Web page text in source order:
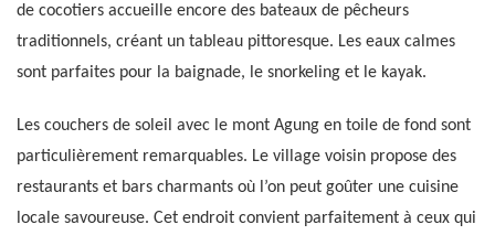
de cocotiers accueille encore des bateaux de pêcheurs
traditionnels, créant un tableau pittoresque. Les eaux calmes
sont parfaites pour la baignade, le snorkeling et le kayak.
Les couchers de soleil avec le mont Agung en toile de fond sont
particulièrement remarquables. Le village voisin propose des
restaurants et bars charmants où l’on peut goûter une cuisine
locale savoureuse. Cet endroit convient parfaitement à ceux qui